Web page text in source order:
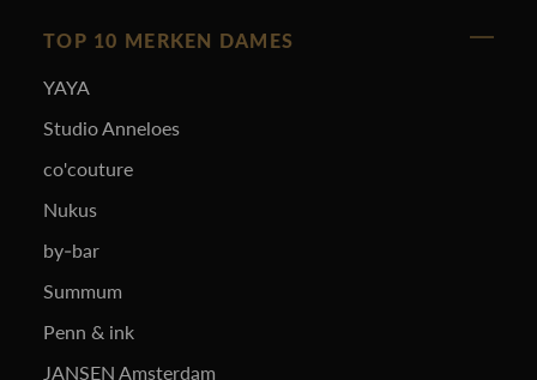
TOP 10 MERKEN DAMES
YAYA
Studio Anneloes
co'couture
Nukus
by-bar
Summum
Penn & ink
JANSEN Amsterdam